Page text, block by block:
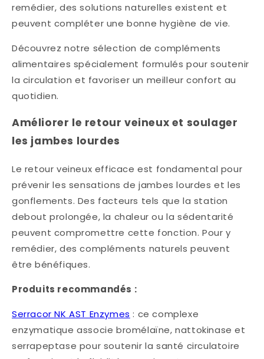
remédier, des solutions naturelles existent et
peuvent compléter une bonne hygiène de vie.
Découvrez notre sélection de compléments
alimentaires spécialement formulés pour soutenir
la circulation et favoriser un meilleur confort au
quotidien.
Améliorer le retour veineux et soulager
les jambes lourdes
Le retour veineux efficace est fondamental pour
prévenir les sensations de jambes lourdes et les
gonflements. Des facteurs tels que la station
debout prolongée, la chaleur ou la sédentarité
peuvent compromettre cette fonction. Pour y
remédier, des compléments naturels peuvent
être bénéfiques.​
Produits recommandés :
Serracor NK AST Enzymes : ce complexe
enzymatique associe bromélaïne, nattokinase et
serrapeptase pour soutenir la santé circulatoire